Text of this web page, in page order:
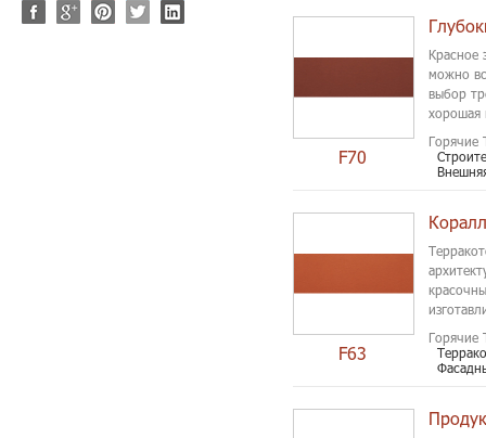
F70
Красное
можно
выбор
хорошая
Горячие
F63
Горячие